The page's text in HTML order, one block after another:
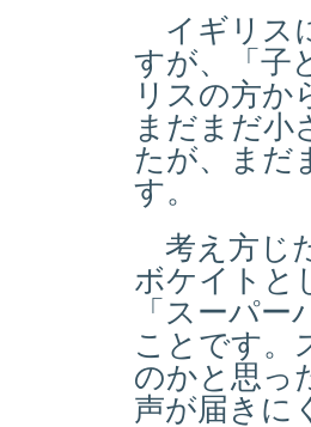
イギリス
すが、「子
リスの方か
まだまだ小
たが、まだ
す。
考え方じ
ボケイトと
「スーパ
ことです。
のかと思っ
声が届きに